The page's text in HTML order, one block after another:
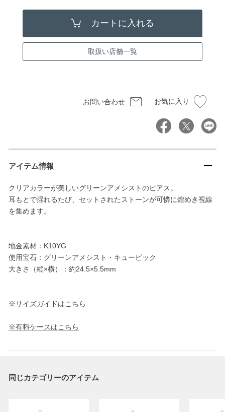
取扱い店舗一覧
お問い合わせ お気に入り
アイテム情報
クリアカラーが美しいグリーンアメシストのピアス。
耳もとで揺れるたび、セットされたストーンが可憐に煌めき視線
を集めます。
地金素材：K10YG
使用宝石：グリーンアメシスト・キュービック
大きさ（縦×横）：約24.5×5.5mm
※サイズガイドはこちら
※有料ケースはこちら
同じカテゴリーのアイテム